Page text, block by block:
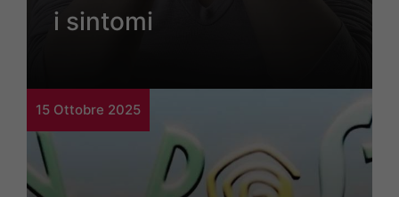
i sintomi
15 Ottobre 2025